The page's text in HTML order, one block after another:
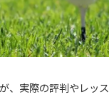
実際の評判やレッス